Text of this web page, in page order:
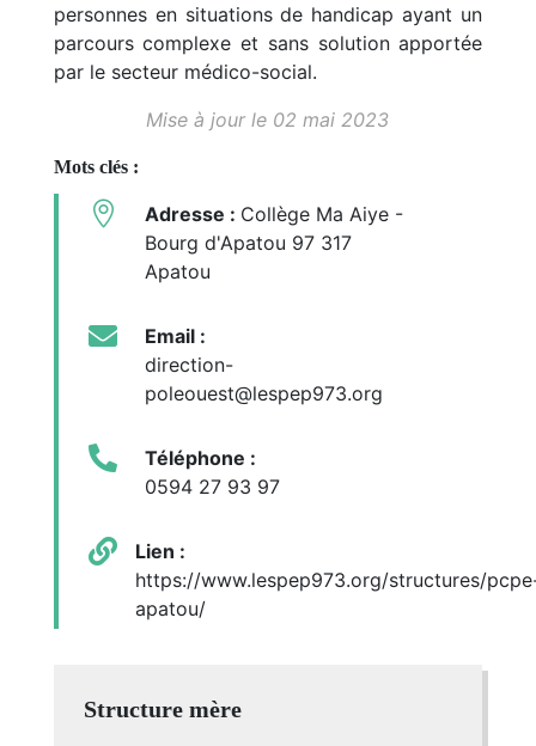
personnes en situations de handicap ayant un
parcours complexe et sans solution apportée
par le secteur médico-social.
Mise à jour le 02 mai 2023
Mots clés :
 Adresse : Collège Ma Aiye -
Bourg d'Apatou 97 317
Apatou

Email :
direction-
poleouest@lespep973.org

Téléphone :
0594 27 93 97

Lien :
https://www.lespep973.org/structures/
apatou/
Structure mère